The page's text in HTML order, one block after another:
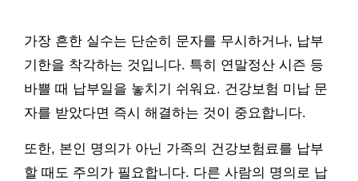
가장 흔한 실수는 단순히 문자를 무시하거나, 납부
기한을 착각하는 것입니다. 특히 연말정산 시즌 등
바쁠 때 납부일을 놓치기 쉬워요. 건강보험 미납 문
자를 받았다면 즉시 해결하는 것이 중요합니다.
또한, 본인 명의가 아닌 가족의 건강보험료를 납부
할 때도 주의가 필요합니다. 다른 사람의 명의로 납